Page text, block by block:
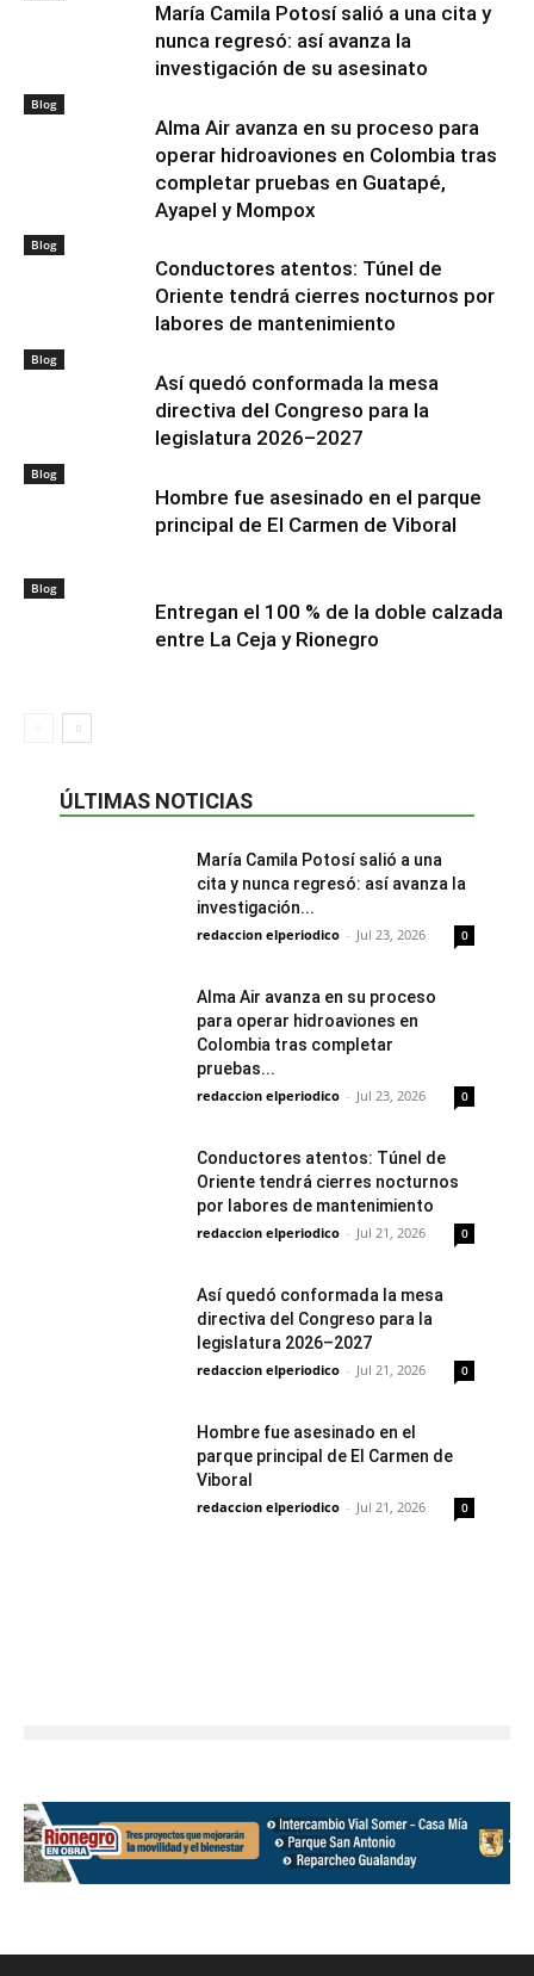
María Camila Potosí salió a una cita y
nunca regresó: así avanza la
investigación de su asesinato
Blog
Alma Air avanza en su proceso para
operar hidroaviones en Colombia tras
completar pruebas en Guatapé,
Ayapel y Mompox
Blog
Conductores atentos: Túnel de
Oriente tendrá cierres nocturnos por
labores de mantenimiento
Blog
Así quedó conformada la mesa
directiva del Congreso para la
legislatura 2026–2027
Blog
Hombre fue asesinado en el parque
principal de El Carmen de Viboral
Blog
Entregan el 100 % de la doble calzada
entre La Ceja y Rionegro
ÚLTIMAS NOTICIAS
María Camila Potosí salió a una
cita y nunca regresó: así avanza la
investigación...
redaccion elperiodico - Jul 23, 2026 0
Alma Air avanza en su proceso
para operar hidroaviones en
Colombia tras completar
pruebas...
redaccion elperiodico - Jul 23, 2026 0
Conductores atentos: Túnel de
Oriente tendrá cierres nocturnos
por labores de mantenimiento
redaccion elperiodico - Jul 21, 2026 0
Así quedó conformada la mesa
directiva del Congreso para la
legislatura 2026–2027
redaccion elperiodico - Jul 21, 2026 0
Hombre fue asesinado en el
parque principal de El Carmen de
Viboral
redaccion elperiodico - Jul 21, 2026 0